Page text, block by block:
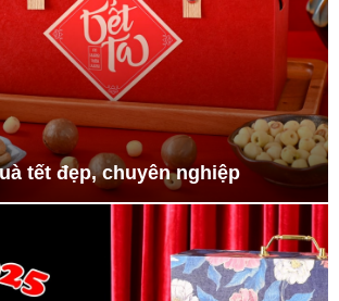
tết đẹp, chuyên nghiệp